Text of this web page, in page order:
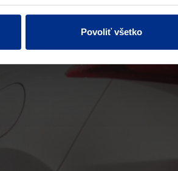
Povoliť všetko